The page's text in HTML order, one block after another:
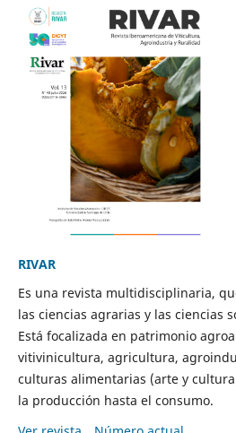
RIVAR
Es una revista multidisciplinaria,
las ciencias agrarias y las ciencias
Está focalizada en patrimonio
vitivinicultura, agricultura,
culturas alimentarias (arte y
la producción hasta el consumo.